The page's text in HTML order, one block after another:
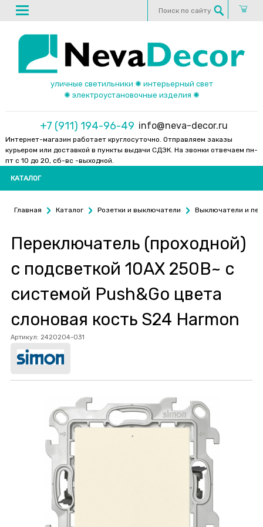
уличные светильники ✺ интерьерный свет
✺ электроустановочные изделия ✺
+7 (911) 194-96-49 info@neva-decor.ru
Интернет-магазин работает круглосуточно. Отправляем заказы
курьером или доставкой в пункты выдачи СДЭК. На звонки отвечаем пн-
пт с 10 до 20, сб-вс -выходной.
КАТАЛОГ
Главная Каталог Розетки и выключатели Выключатели и
Переключатель (проходной)
с подсветкой 10AX 250В~ с
системой Push&Go цвета
слоновая кость S24 Harmon
Артикул: 2420204-031